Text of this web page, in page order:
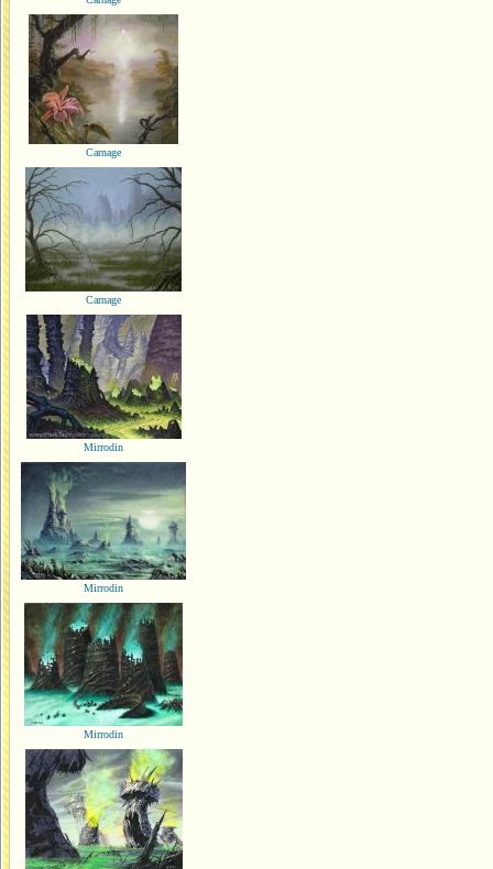
Carnage
Carnage
Mirrodin
Mirrodin
Mirrodin